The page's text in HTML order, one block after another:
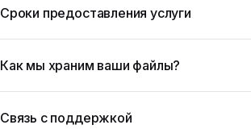
Сроки предоставления услуги
Как мы храним ваши файлы?
Связь с поддержкой